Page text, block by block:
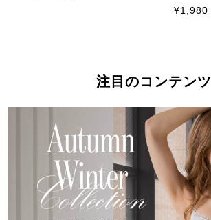
¥1,980
注目のコンテンツ